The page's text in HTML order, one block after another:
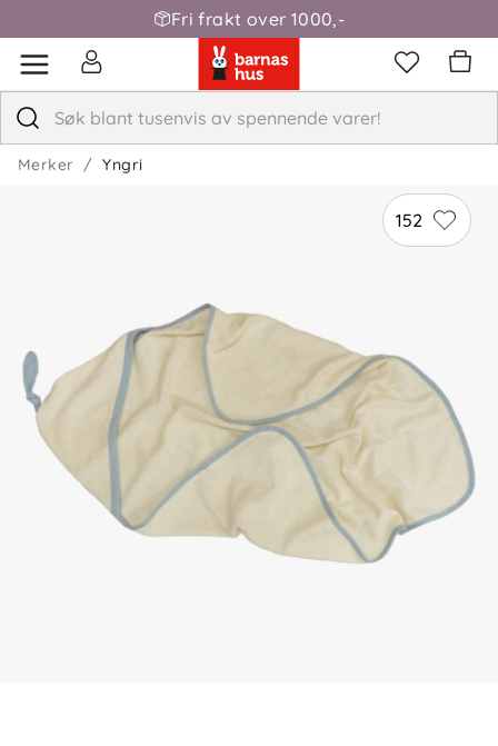
Fri frakt over 1000,-
Merker Yngri
152